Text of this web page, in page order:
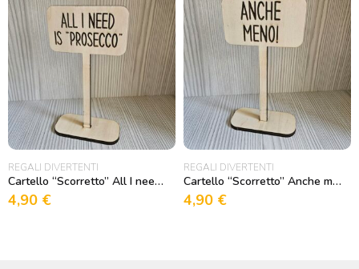
REGALI DIVERTENTI
Cartello “Scorretto” All I need is Prosecco
4,90 €
REGALI DIVERTENTI
Cartello “Scorretto” Anche meno!
4,90 €